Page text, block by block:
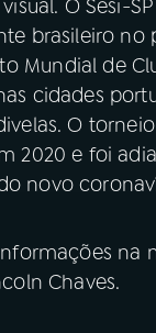
X
O Sesi-
brasileiro no
Mundial de
cidades
O
2020 e foi
novo
na
Chaves.